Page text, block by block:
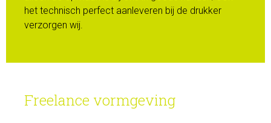
het technisch perfect aanleveren bij de drukker
verzorgen wij.
Freelance vormgeving